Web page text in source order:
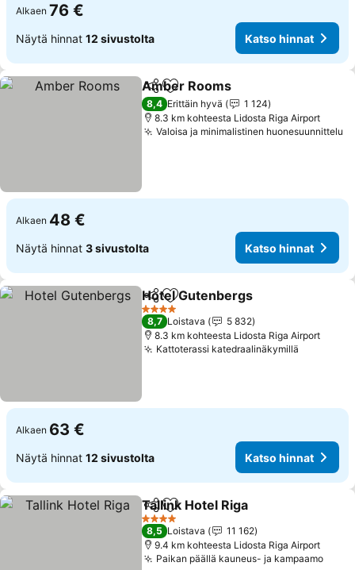
Alkaen 76 €
Näytä hinnat 12 sivustolta Katso hinnat
Jaa Lisää suosikkeihin
Amber Rooms
8,4 Erittäin hyvä
1 124
8.3 km kohteesta Lidosta Riga Airport
Valoisa ja minimalistinen huonesuunnittelu
Alkaen 48 €
Näytä hinnat 3 sivustolta Katso hinnat
Jaa Lisää suosikkeihin
Hotel Gutenbergs
4 Tähtiluokitus
8,7 Loistava
5 832
8.3 km kohteesta Lidosta Riga Airport
Kattoterassi katedraalinäkymillä
Alkaen 63 €
Näytä hinnat 12 sivustolta Katso hinnat
Jaa Lisää suosikkeihin
Tallink Hotel Riga
4 Tähtiluokitus
8,5 Loistava
11 162
9.4 km kohteesta Lidosta Riga Airport
Paikan päällä kauneus- ja kampaamo